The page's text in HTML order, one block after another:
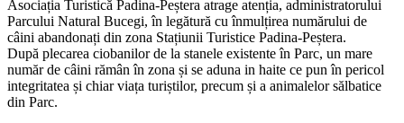
Asociația Turistică Padina-Peștera atrage atenția, administratorului
Parcului Natural Bucegi, în legătură cu înmulțirea numărului de
câini abandonați din zona Stațiunii Turistice Padina-Peștera.
După plecarea ciobanilor de la stanele existente în Parc, un mare
număr de câini rămân în zona și se aduna in haite ce pun în pericol
integritatea și chiar viața turiștilor, precum și a animalelor sălbatice
din Parc.